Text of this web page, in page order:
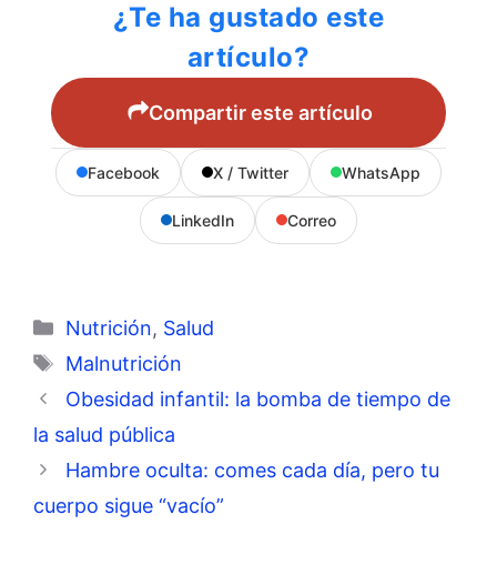
¿Te ha gustado este
artículo?
Compartir este artículo
Facebook X / Twitter WhatsApp
LinkedIn Correo
Categorías
Nutrición, Salud
Etiquetas
Malnutrición
Obesidad infantil: la bomba de tiempo de
la salud pública
Hambre oculta: comes cada día, pero tu
cuerpo sigue “vacío”